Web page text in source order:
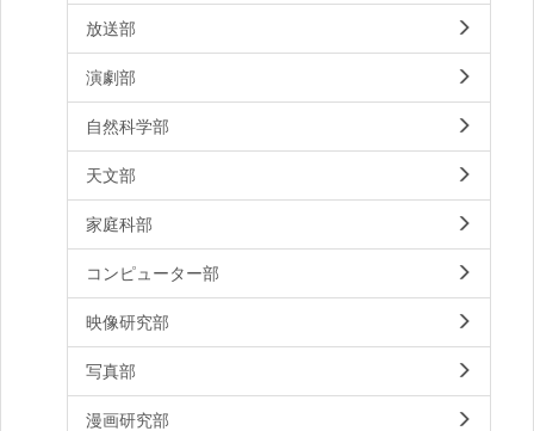
放送部
演劇部
自然科学部
天文部
家庭科部
コンピューター部
映像研究部
写真部
漫画研究部